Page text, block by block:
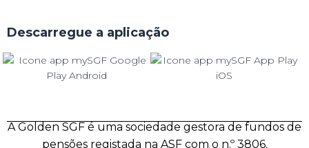
Descarregue a aplicação
A Golden SGF é uma sociedade gestora de fundos de
pensões registada na ASF com o n.º 3806.